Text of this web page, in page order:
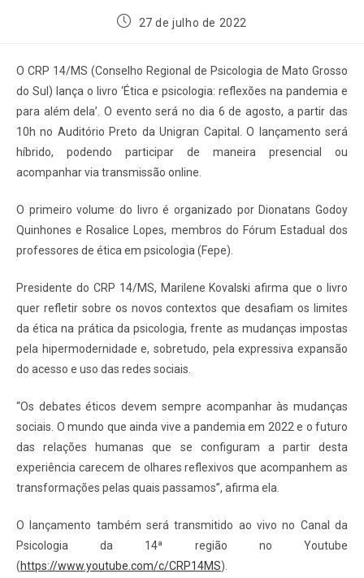
27 de julho de 2022
O CRP 14/MS (Conselho Regional de Psicologia de Mato Grosso
do Sul) lança o livro ‘Ética e psicologia: reflexões na pandemia e
para além dela’. O evento será no dia 6 de agosto, a partir das
10h no Auditório Preto da Unigran Capital. O lançamento será
híbrido, podendo participar de maneira presencial ou
acompanhar via transmissão online.
O primeiro volume do livro é organizado por Dionatans Godoy
Quinhones e Rosalice Lopes, membros do Fórum Estadual dos
professores de ética em psicologia (Fepe).
Presidente do CRP 14/MS, Marilene Kovalski afirma que o livro
quer refletir sobre os novos contextos que desafiam os limites
da ética na prática da psicologia, frente as mudanças impostas
pela hipermodernidade e, sobretudo, pela expressiva expansão
do acesso e uso das redes sociais.
“Os debates éticos devem sempre acompanhar às mudanças
sociais. O mundo que ainda vive a pandemia em 2022 e o futuro
das relações humanas que se configuram a partir desta
experiência carecem de olhares reflexivos que acompanhem as
transformações pelas quais passamos”, afirma ela.
O lançamento também será transmitido ao vivo no Canal da
Psicologia da 14ª região no Youtube
(https://www.youtube.com/c/CRP14MS).